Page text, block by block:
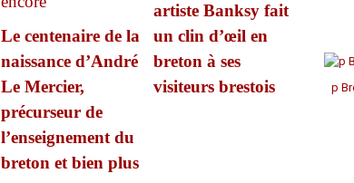
Le centenaire de la
naissance d’André
Le Mercier,
précurseur de
l’enseignement du
breton et bien plus
artiste Banksy fait
un clin d’œil en
breton à ses
visiteurs brestois
p